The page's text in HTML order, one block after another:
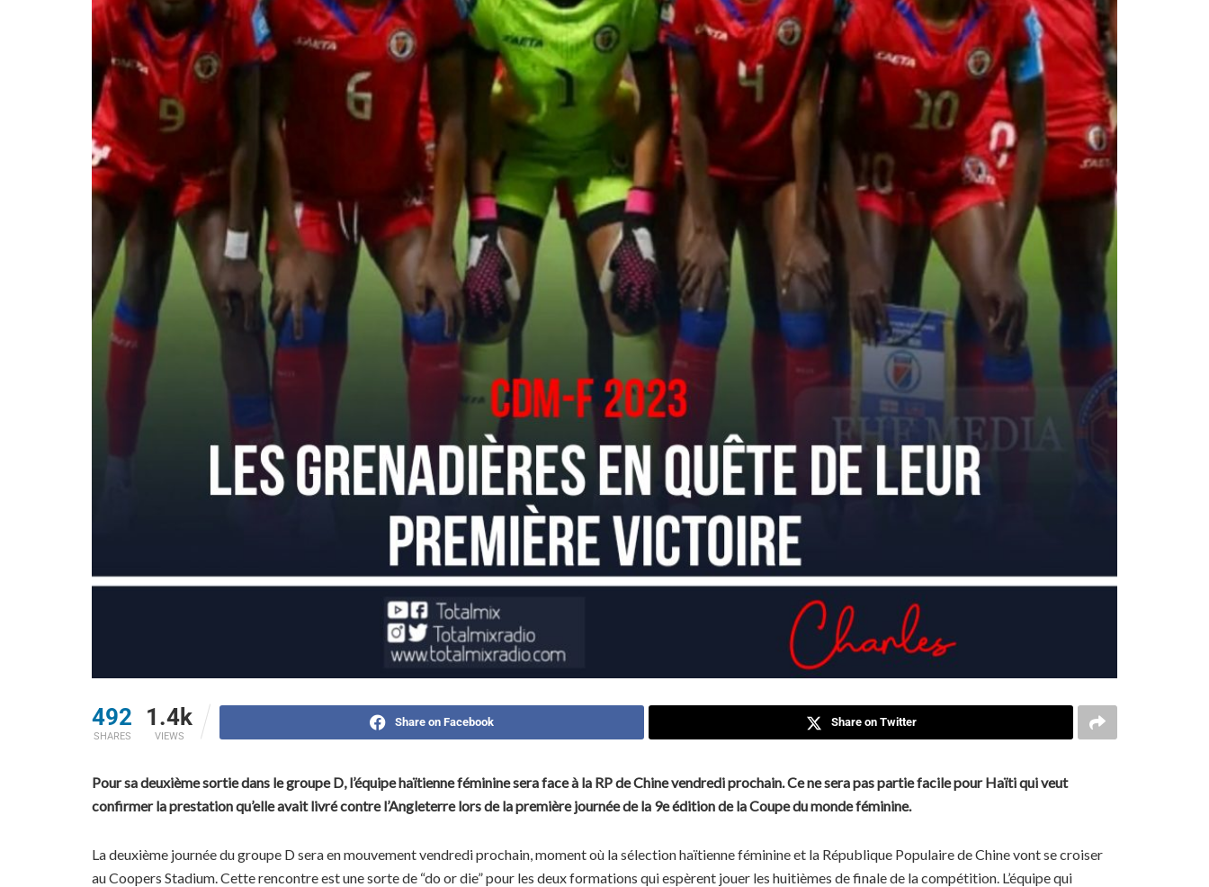
492
SHARES
1.4k
VIEWS
Share on Facebook Share on Twitter
Pour sa deuxième sortie dans le groupe D, l’équipe haïtienne féminine sera face à la RP de Chine vendredi prochain. Ce ne sera pas partie facile pour Haïti qui veut
confirmer la prestation qu’elle avait livré contre l’Angleterre lors de la première journée de la 9e édition de la Coupe du monde féminine.
La deuxième journée du groupe D sera en mouvement vendredi prochain, moment où la sélection haïtienne féminine et la République Populaire de Chine vont se croiser
au Coopers Stadium. Cette rencontre est une sorte de “do or die” pour les deux formations qui espèrent jouer les huitièmes de finale de la compétition. L’équipe qui